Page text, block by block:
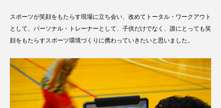
スポーツが笑顔をもたらす現場に立ち会い、改めてトータル・ワークアウト
として、パーソナル・トレーナーとして、子供だけでなく、誰にとっても笑
顔をもたらすスポーツ環境づくりに携わっていきたいと思いました。